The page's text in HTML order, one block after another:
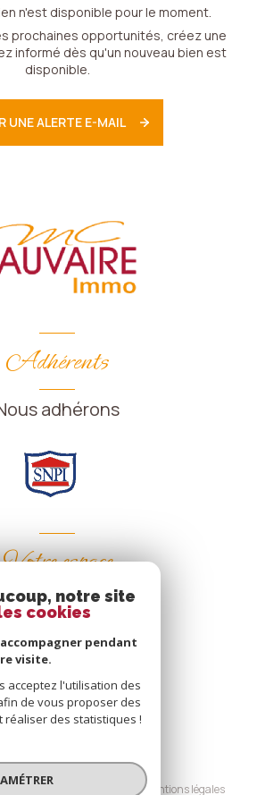
n'est disponible pour le moment.
prochaines opportunités, créez une
informé dès qu'un nouveau bien est
disponible.
UNE ALERTE E-MAIL
Adhérents
adhérons
Votre espace
propriétaire
SE CONNECTER
| Tous droits réservés
Nos partenaires Mentions légales
notre site
cookies
pendant
visite.
acceptez l'utilisation des
de vous proposer des
des statistiques !